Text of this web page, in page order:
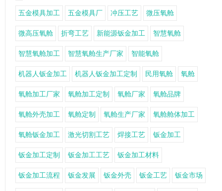
五金模具加工 五金模具厂 冲压工艺 微压氧舱
微高压氧舱 折弯工艺 新能源钣金加工 智慧氧舱
智慧氧舱加工 智慧氧舱生产厂家 智能氧舱
机器人钣金加工 机器人钣金加工定制 民用氧舱 氧舱
氧舱加工厂家 氧舱加工定制 氧舱厂家 氧舱品牌
氧舱外壳加工 氧舱定制 氧舱生产厂家 氧舱舱体加工
氧舱钣金加工 激光切割工艺 焊接工艺 钣金加工
钣金加工定制 钣金加工工艺 钣金加工材料
钣金加工流程 钣金发展 钣金外壳 钣金工艺 钣金市场